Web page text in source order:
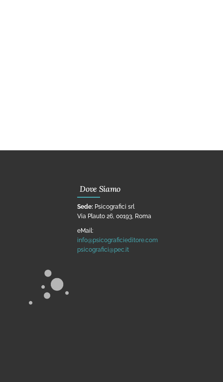
Dove Siamo
Sede: Psicografici srl
Via Plauto 26, 00193, Roma
eMail:
info@psicograficieditore.com
psicografici@pec.it